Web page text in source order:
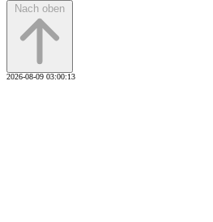
Nach oben
2026-08-09 03:00:13